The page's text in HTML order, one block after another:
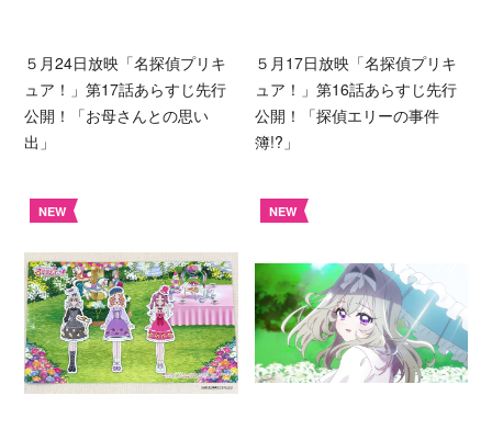
５月24日放映「名探偵プリキ
ュア！」第17話あらすじ先行
公開！「お母さんとの思い
出」
５月17日放映「名探偵プリキ
ュア！」第16話あらすじ先行
公開！「探偵エリーの事件
簿!?」
NEW NEW